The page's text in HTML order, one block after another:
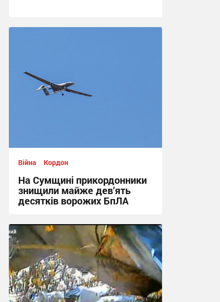
Війна Кордон
На Сумщині прикордонники
знищили майже дев’ять
десятків ворожих БпЛА
12:20, 9.05.2026